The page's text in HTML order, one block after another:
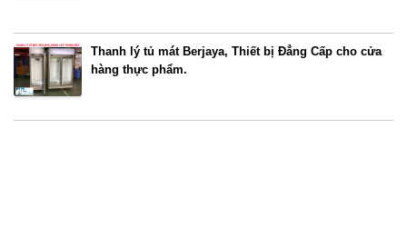
Thanh lý tủ mát Berjaya, Thiết bị Đẳng Cấp cho cửa
hàng thực phẩm.